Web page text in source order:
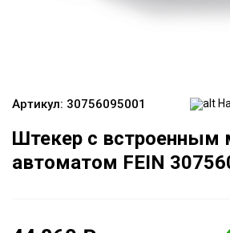
Артикул: 30756095001
Штекер с встроенным
автоматом FEIN